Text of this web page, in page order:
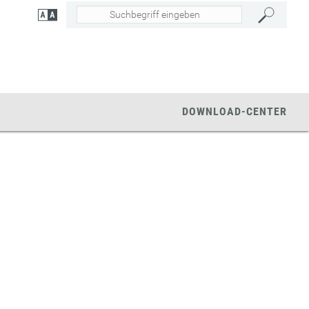
DOWNLOAD-CENTER